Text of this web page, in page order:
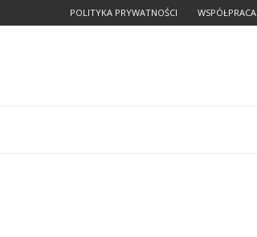
POLITYKA PRYWATNOŚCI WSPÓŁPRACA